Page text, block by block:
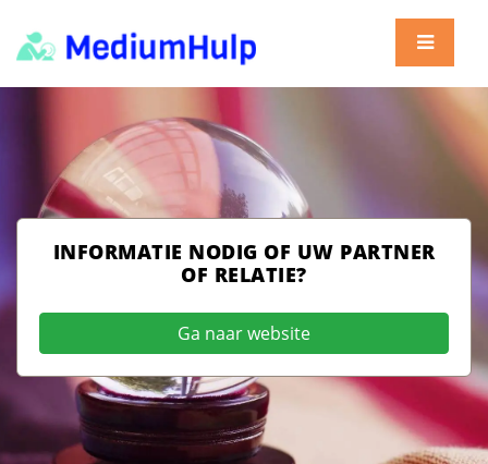
INFORMATIE NODIG OF UW PARTNER
OF RELATIE?
Ga naar website